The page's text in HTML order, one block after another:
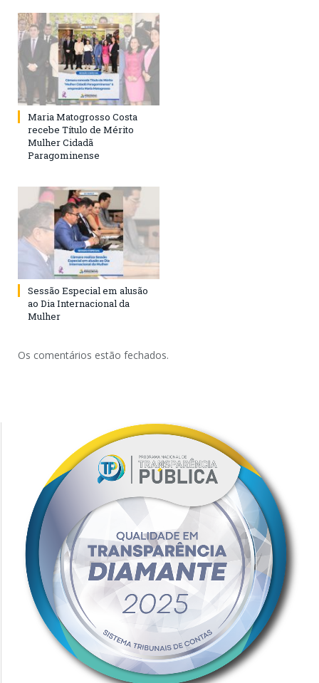
Maria Matogrosso Costa
recebe Título de Mérito
Mulher Cidadã
Paragominense
Sessão Especial em alusão
ao Dia Internacional da
Mulher
Os comentários estão fechados.